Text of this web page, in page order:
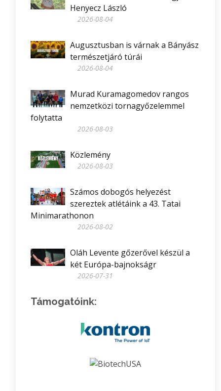
Henyecz László
2026-08-04
Augusztusban is várnak a Bányász
természetjáró túrái
2026-08-04
Murad Kuramagomedov rangos
nemzetközi tornagyőzelemmel
folytatta
2026-08-03
Közlemény
2026-08-03
Számos dobogós helyezést
szereztek atlétáink a 43. Tatai
Minimarathonon
2026-08-02
Oláh Levente gőzerővel készül a
két Európa-bajnokságr
2026-07-31
Támogatóink: